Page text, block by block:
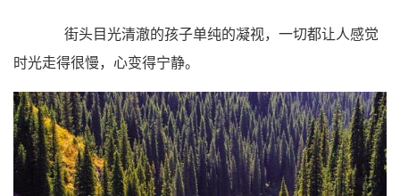
街头目光清澈的孩子单纯的凝视，一切都让人感觉
时光走得很慢，心变得宁静。